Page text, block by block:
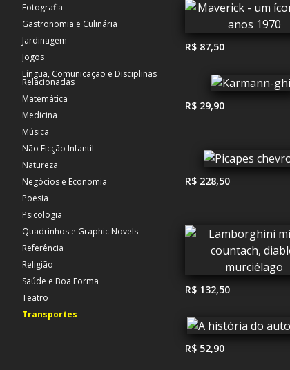
Fotografia
Gastronomia e Culinária
Jardinagem
Jogos
Língua, Comunicação e Disciplinas
Relacionadas
Matemática
Medicina
Música
Não Ficção Infantil
Natureza
Negócios e Economia
Poesia
Psicologia
Quadrinhos e Graphic Novels
Referência
Religião
Saúde e Boa Forma
Teatro
Transportes
R$ 87,50
R$ 29,90
R$ 228,50
R$ 132,50
R$ 52,90